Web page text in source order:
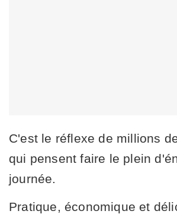
C'est le réflexe de millions
qui pensent faire le plein
journée.
Pratique, économique et